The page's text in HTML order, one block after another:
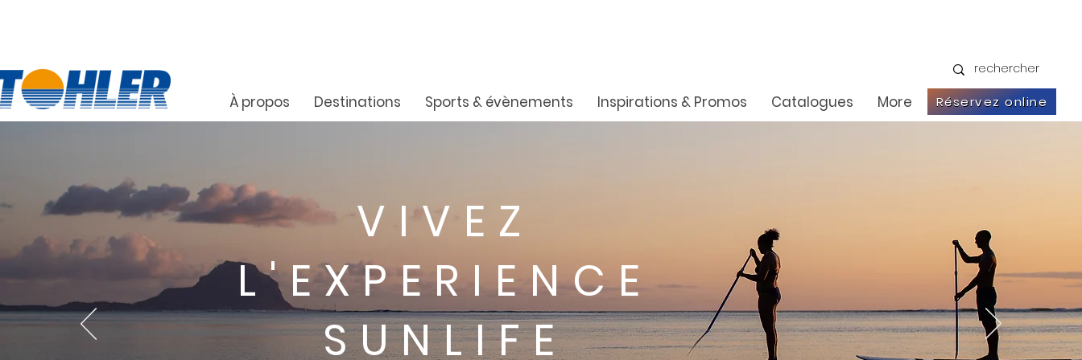
À propos Destinations Sports & évènements Inspirations & Promos Catalogues More Réservez online
VIVEZ
L'EXPERIENCE
SUNLIFE